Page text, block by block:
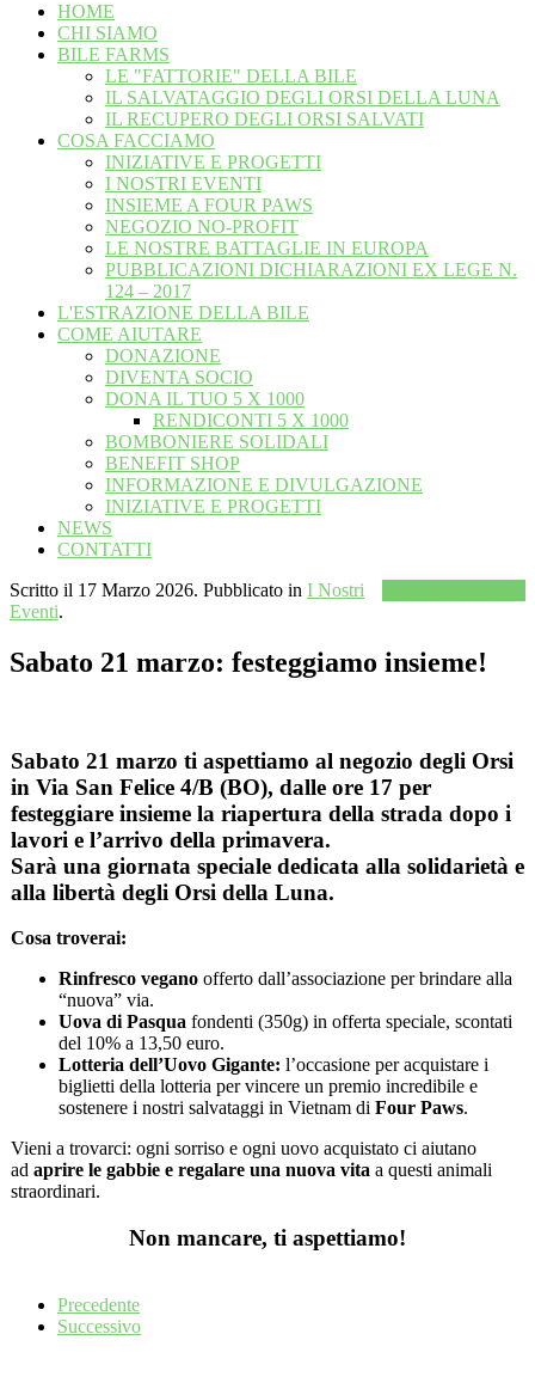
HOME
CHI SIAMO
BILE FARMS
LE "FATTORIE" DELLA BILE
IL SALVATAGGIO DEGLI ORSI DELLA LUNA
IL RECUPERO DEGLI ORSI SALVATI
COSA FACCIAMO
INIZIATIVE E PROGETTI
I NOSTRI EVENTI
INSIEME A FOUR PAWS
NEGOZIO NO-PROFIT
LE NOSTRE BATTAGLIE IN EUROPA
PUBBLICAZIONI DICHIARAZIONI EX LEGE N.
124 – 2017
L'ESTRAZIONE DELLA BILE
COME AIUTARE
DONAZIONE
DIVENTA SOCIO
DONA IL TUO 5 X 1000
RENDICONTI 5 X 1000
BOMBONIERE SOLIDALI
BENEFIT SHOP
INFORMAZIONE E DIVULGAZIONE
INIZIATIVE E PROGETTI
NEWS
CONTATTI
Scritto il 17 Marzo 2026. Pubblicato in I Nostri
Eventi.
Sabato 21 marzo: festeggiamo insieme!
Sabato 21 marzo ti aspettiamo al negozio degli Orsi
in Via San Felice 4/B (BO), dalle ore 17 per
festeggiare insieme la riapertura della strada dopo i
lavori e l’arrivo della primavera.
Sarà una giornata speciale dedicata alla solidarietà e
alla libertà degli Orsi della Luna.
Cosa troverai:
Rinfresco vegano offerto dall’associazione per brindare alla
“nuova” via.
Uova di Pasqua fondenti (350g) in offerta speciale, scontati
del 10% a 13,50 euro.
Lotteria dell’Uovo Gigante: l’occasione per acquistare i
biglietti della lotteria per vincere un premio incredibile e
sostenere i nostri salvataggi in Vietnam di Four Paws.
Vieni a trovarci: ogni sorriso e ogni uovo acquistato ci aiutano
ad aprire le gabbie e regalare una nuova vita a questi animali
straordinari.
Non mancare, ti aspettiamo!
Precedente
Successivo